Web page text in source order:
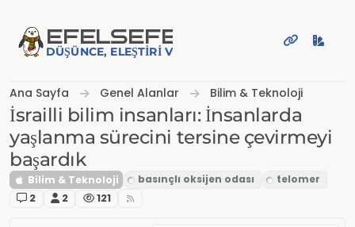
EFELSEFE
DÜŞÜNCE, ELEŞTIRI VE PAYLAŞIM PLATFORMU
Ana Sayfa Genel Alanlar Bilim & Teknoloji
İsrailli bilim insanları: İnsanlarda
yaşlanma sürecini tersine çevirmeyi
başardık
Bilim & Teknoloji
2
2 121